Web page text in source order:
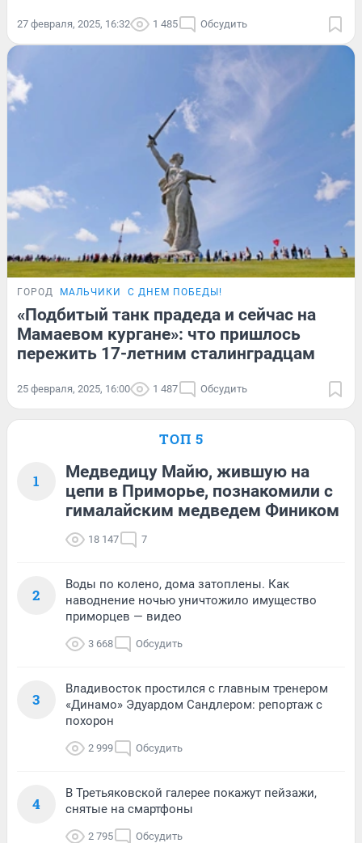
27 февраля, 2025, 16:32 1 485 Обсудить
ГОРОД МАЛЬЧИКИ С ДНЕМ ПОБЕДЫ!
«Подбитый танк прадеда и сейчас на
Мамаевом кургане»: что пришлось
пережить 17-летним сталинградцам
25 февраля, 2025, 16:00 1 487 Обсудить
ТОП 5
1
Медведицу Майю, жившую на
цепи в Приморье, познакомили с
гималайским медведем Фиником
18 147 7
2
Воды по колено, дома затоплены. Как
наводнение ночью уничтожило имущество
приморцев — видео
3 668 Обсудить
3
Владивосток простился с главным тренером
«Динамо» Эдуардом Сандлером: репортаж с
похорон
2 999 Обсудить
4
В Третьяковской галерее покажут пейзажи,
снятые на смартфоны
2 795 Обсудить